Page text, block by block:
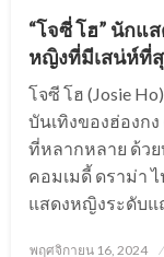
“โจซี่ โฮ” นักแ
หญิงที่มีเสน่ห์ที่
โจซี โฮ (Josie
บันเทิงของฮ่องก
ที่หลากหลาย ด้วย
คอมเมดี้ ดราม่า
แสดงหญิงระดับแ
Posted
พฤศจิกายน 16, 2024